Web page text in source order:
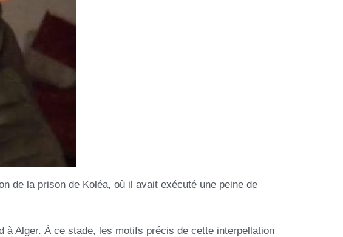
de la prison de Koléa, où il avait exécuté une peine de
à Alger. À ce stade, les motifs précis de cette interpellation